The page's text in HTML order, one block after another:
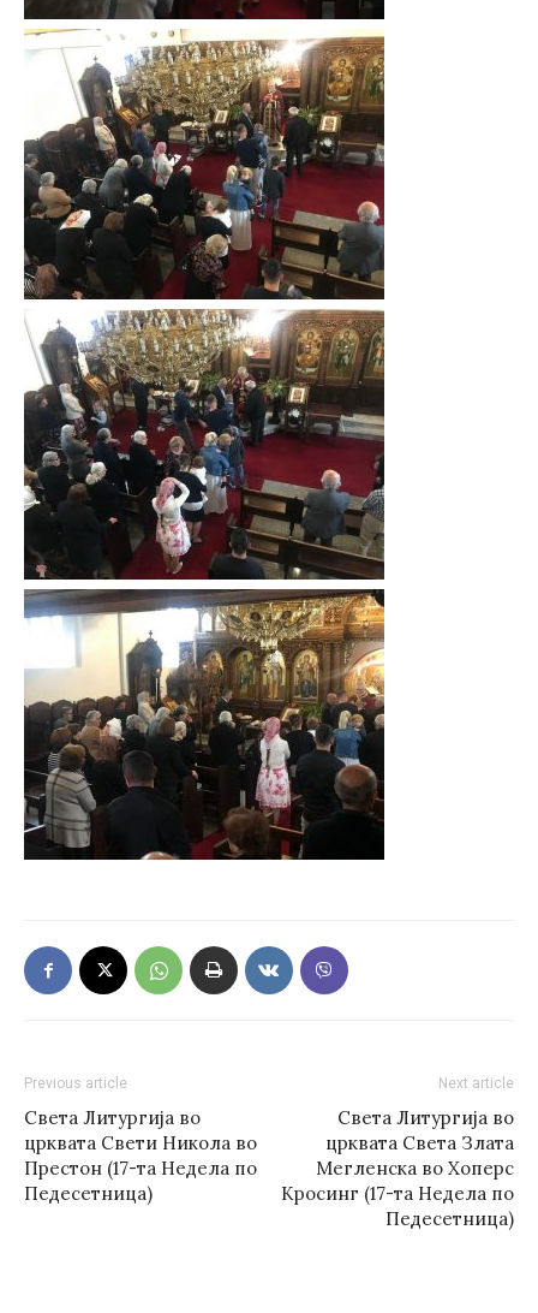
Previous article
Света Литургија во
црквата Свети Никола во
Престон (17-та Недела по
Педесетница)
Next article
Света Литургија во
црквата Света Злата
Мегленска во Хоперс
Кросинг (17-та Недела по
Педесетница)